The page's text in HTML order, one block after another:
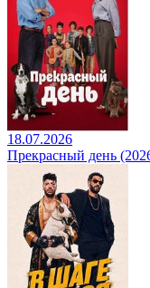
18.07.2026
Прекрасный день